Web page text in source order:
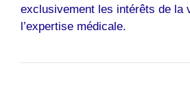
exclusivement les intérêts de la
l’expertise médicale.